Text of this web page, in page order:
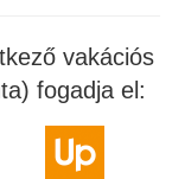
vakációs
fogadja el: